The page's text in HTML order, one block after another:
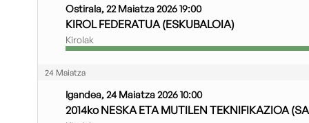
Ostirala, 22 Maiatza 2026 19:00
KIROL FEDERATUA (ESKUBALOIA)
Kirolak
24 Maiatza
Igandea, 24 Maiatza 2026 10:00
2014ko NESKA ETA MUTILEN TEKNIFIKAZIOA